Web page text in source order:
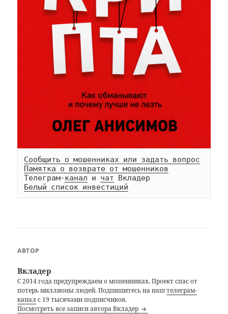
Сообщить о мошенниках или задать вопрос
Памятка о возврате от мошенников
Телеграм-канал и чат
Белый список инвестиций
АВТОР
Вкладер
С 2014 года предупреждаем о мошенниках. Проект спас от
потерь миллионы людей. Подпишитесь на наштелеграм-
каналс 19 тысячами подписчиков.
Посмотреть все записи автора Вкладер